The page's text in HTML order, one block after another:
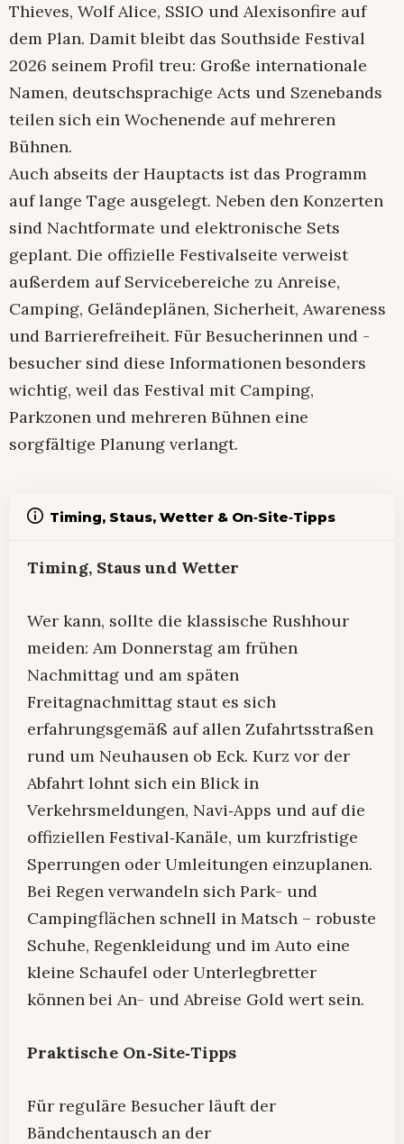
Thieves, Wolf Alice, SSIO und Alexisonfire auf
dem Plan. Damit bleibt das Southside Festival
2026 seinem Profil treu: Große internationale
Namen, deutschsprachige Acts und Szenebands
teilen sich ein Wochenende auf mehreren
Bühnen.
Auch abseits der Hauptacts ist das Programm
auf lange Tage ausgelegt. Neben den Konzerten
sind Nachtformate und elektronische Sets
geplant. Die offizielle Festivalseite verweist
außerdem auf Servicebereiche zu Anreise,
Camping, Geländeplänen, Sicherheit, Awareness
und Barrierefreiheit. Für Besucherinnen und -
besucher sind diese Informationen besonders
wichtig, weil das Festival mit Camping,
Parkzonen und mehreren Bühnen eine
sorgfältige Planung verlangt.
Timing, Staus, Wetter & On‑Site‑Tipps
Timing, Staus und Wetter
Wer kann, sollte die klassische Rushhour
meiden: Am Donnerstag am frühen
Nachmittag und am späten
Freitagnachmittag staut es sich
erfahrungsgemäß auf allen Zufahrtsstraßen
rund um Neuhausen ob Eck. Kurz vor der
Abfahrt lohnt sich ein Blick in
Verkehrsmeldungen, Navi‑Apps und auf die
offiziellen Festival‑Kanäle, um kurzfristige
Sperrungen oder Umleitungen einzuplanen.
Bei Regen verwandeln sich Park- und
Campingflächen schnell in Matsch – robuste
Schuhe, Regenkleidung und im Auto eine
kleine Schaufel oder Unterlegbretter
können bei An- und Abreise Gold wert sein.
Praktische On‑Site‑Tipps
Für reguläre Besucher läuft der
Bändchentausch an der